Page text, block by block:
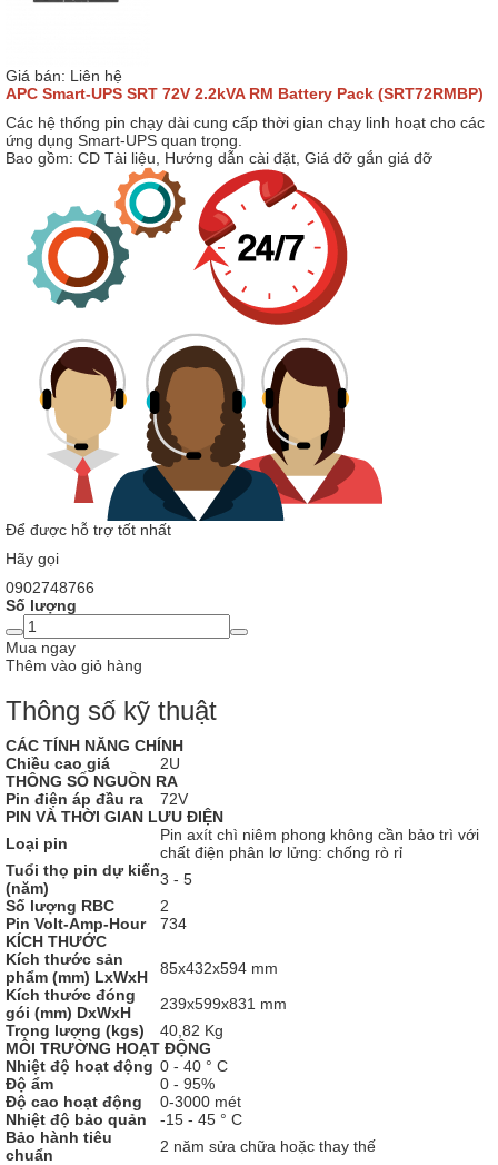
Giá bán: Liên hệ
APC Smart-UPS SRT 72V 2.2kVA RM Battery Pack (SRT72RMBP)
Các hệ thống pin chạy dài cung cấp thời gian chạy linh hoạt cho các
ứng dụng Smart-UPS quan trọng.
Bao gồm: CD Tài liệu, Hướng dẫn cài đặt, Giá đỡ gắn giá đỡ
Để được hỗ trợ tốt nhất
Hãy gọi
0902748766
Số lượng
Mua ngay
Thêm vào giỏ hàng
Thông số kỹ thuật
CÁC TÍNH NĂNG CHÍNH
Chiều cao giá
2U
THÔNG SỐ NGUỒN RA
Pin điện áp đầu ra
72V
PIN VÀ THỜI GIAN LƯU ĐIỆN
Loại pin
Pin axít chì niêm phong không cần bảo trì với
chất điện phân lơ lửng: chống rò rỉ
Tuổi thọ pin dự kiến
​​(năm)
3 - 5
Số lượng RBC
2
Pin Volt-Amp-Hour
734
KÍCH THƯỚC
Kích thước sản
phẩm (mm) LxWxH
85x432x594 mm
Kích thước đóng
gói (mm) DxWxH
239x599x831 mm
Trọng lượng (kgs)
40,82 Kg
MÔI TRƯỜNG HOẠT ĐỘNG
Nhiệt độ hoạt động 0 - 40 ° C
Độ ẩm
0 - 95%
Độ cao hoạt động
0-3000 mét
Nhiệt độ bảo quản
-15 - 45 ° C
Bảo hành tiêu
chuẩn
2 năm sửa chữa hoặc thay thế